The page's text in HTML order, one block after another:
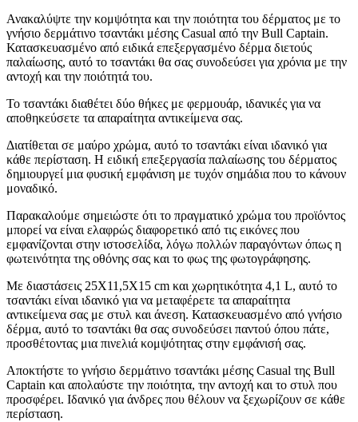
Ανακαλύψτε την κομψότητα και την ποιότητα του δέρματος με το
γνήσιο δερμάτινο τσαντάκι μέσης Casual από την Bull Captain.
Κατασκευασμένο από ειδικά επεξεργασμένο δέρμα διετούς
παλαίωσης, αυτό το τσαντάκι θα σας συνοδεύσει για χρόνια με την
αντοχή και την ποιότητά του.
Το τσαντάκι διαθέτει δύο θήκες με φερμουάρ, ιδανικές για να
αποθηκεύσετε τα απαραίτητα αντικείμενα σας.
Διατίθεται σε μαύρο χρώμα, αυτό το τσαντάκι είναι ιδανικό για
κάθε περίσταση. Η ειδική επεξεργασία παλαίωσης του δέρματος
δημιουργεί μια φυσική εμφάνιση με τυχόν σημάδια που το κάνουν
μοναδικό.
Παρακαλούμε σημειώστε ότι το πραγματικό χρώμα του προϊόντος
μπορεί να είναι ελαφρώς διαφορετικό από τις εικόνες που
εμφανίζονται στην ιστοσελίδα, λόγω πολλών παραγόντων όπως η
φωτεινότητα της οθόνης σας και το φως της φωτογράφησης.
Με διαστάσεις 25X11,5X15 cm και χωρητικότητα 4,1 L, αυτό το
τσαντάκι είναι ιδανικό για να μεταφέρετε τα απαραίτητα
αντικείμενα σας με στυλ και άνεση. Κατασκευασμένο από γνήσιο
δέρμα, αυτό το τσαντάκι θα σας συνοδεύσει παντού όπου πάτε,
προσθέτοντας μια πινελιά κομψότητας στην εμφάνισή σας.
Αποκτήστε το γνήσιο δερμάτινο τσαντάκι μέσης Casual της Bull
Captain και απολαύστε την ποιότητα, την αντοχή και το στυλ που
προσφέρει. Ιδανικό για άνδρες που θέλουν να ξεχωρίζουν σε κάθε
περίσταση.